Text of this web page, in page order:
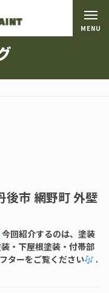
後市 網野町 外壁
今回紹介するのは、塗装
・下屋根塗装・付帯部
ターをご覧ください
.
MENU